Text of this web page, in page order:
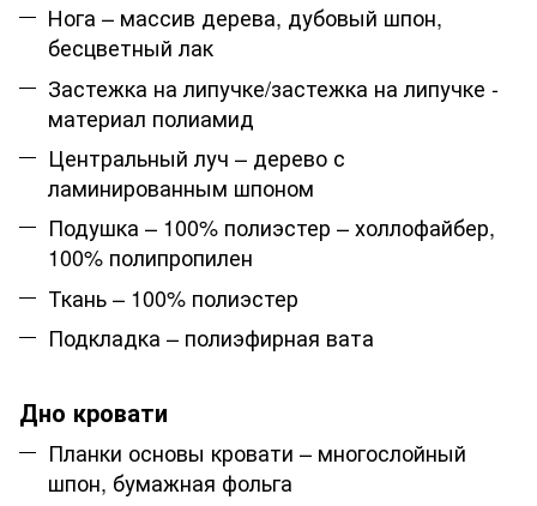
Нога – массив дерева, дубовый шпон,
бесцветный лак
Застежка на липучке/застежка на липучке -
материал полиамид
Центральный луч – дерево с
ламинированным шпоном
Подушка – 100% полиэстер – холлофайбер,
100% полипропилен
Ткань – 100% полиэстер
Подкладка – полиэфирная вата
Дно кровати
Планки основы кровати – многослойный
шпон, бумажная фольга